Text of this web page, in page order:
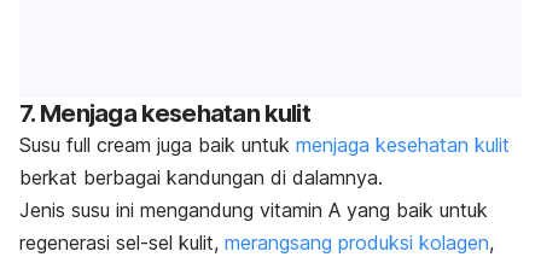
7. Menjaga kesehatan kulit
Susu full cream juga baik untuk menjaga kesehatan kulit
berkat berbagai kandungan di dalamnya.
Jenis susu ini mengandung vitamin A yang baik untuk
regenerasi sel-sel kulit, merangsang produksi kolagen,